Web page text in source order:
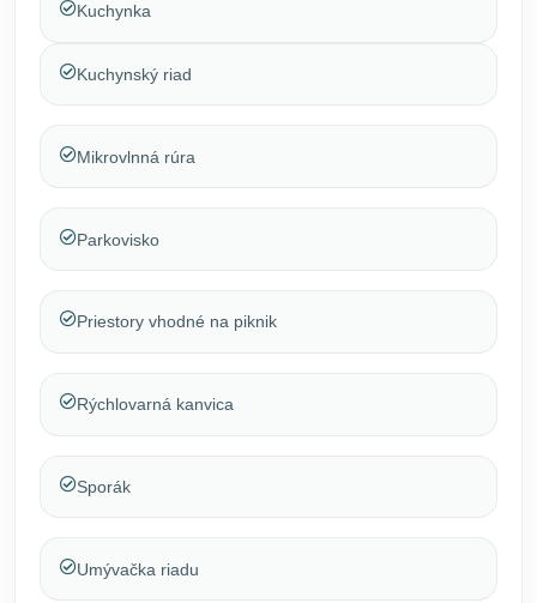
Kuchynka
Kuchynský riad
Mikrovlnná rúra
Parkovisko
Priestory vhodné na piknik
Rýchlovarná kanvica
Sporák
Umývačka riadu